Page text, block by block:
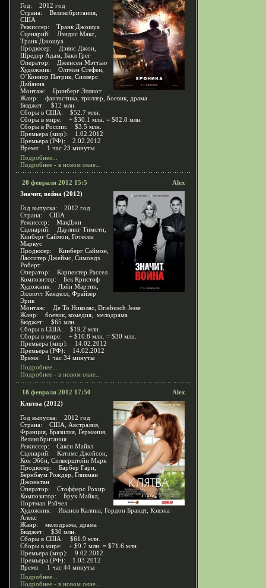
Год: 2012 год
Страна: Великобритания,
США
Режиссер: Транк Джошуа
Сценарий: Лэндис Макс,
Транк Джошуа
Продюсер: Дэвис Джон,
Шредер Адам, Бакл Грег
Оператор: Дженсен Мэттью
Художник: Олтмэн Стефен,
О’Коннор Патрик, Силлерс
Дайанна
Монтаж: Гринберг Эллиот
Жанр: фантастика, триллер, боевик, драма
Бюджет: $12 млн.
Сборы в США: $52.7 млн.
Сборы в мире: + $30.1 млн. = $82.8 млн.
Сборы в России: $3.5 млн.
Премьера (мир): 1.02.2012
Премьера (РФ): 2.02.2012
Время: 1 час 23 минуты
Подробнее...
Подробнее - в новом окне...
20 февраля 2012 15:5
Alex
Значит, война (2012)
Год выпуска: 2012 год
Страна: США
Режиссер: МакДжи
Сценарий: Даулинг Тимоти,
Кинберг Саймон, Готесен
Маркус
Продюсер: Кинберг Саймон,
Ласситер Джеймс, Симондз
Роберт
Оператор: Карпентер Рассел
Композитор: Бек Кристоф
Художник: Лэйн Мартин,
Эллиотт Кенделл, Фрайзер
Эрик
Монтаж: Де То Николас, Driebusch Jesse
Жанр: боевик, комедия, мелодрама
Бюджет: $65 млн.
Сборы в США: $19.2 млн.
Сборы в мире: + $10.8 млн. = $30 млн.
Премьера (мир): 14.02.2012
Премьера (РФ): 14.02.2012
Время: 1 час 34 минуты
Подробнее...
Подробнее - в новом окне...
18 февраля 2012 17:50
Alex
Клятва (2012)
Год выпуска: 2012 год
Страна: США, Австралия,
Франция, Бразилия, Германия,
Великобритания
Режиссер: Сакси Майкл
Сценарий: Катимс Джейсон,
Кон Эбби, Силверштейн Марк
Продюсер: Барбер Гари,
Бернбаум Рождер, Гликман
Джонатан
Оператор: Стофферс Рохир
Композитор: Брук Майкл,
Портман Рэйчел
Художник: Иванов Калина, Гордон Брандт, Кэвэна
Алекс
Жанр: мелодрама, драма
Бюджет: $30 млн.
Сборы в США: $61.9 млн.
Сборы в мире: + $9.7 млн. = $71.6 млн.
Премьера (мир): 9.02.2012
Премьера (РФ): 1.03.2012
Время: 1 час 44 минуты
Подробнее...
Подробнее - в новом окне...